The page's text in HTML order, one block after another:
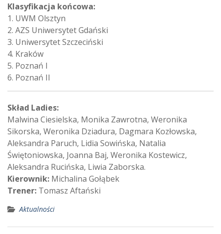
Klasyfikacja końcowa:
1. UWM Olsztyn
2. AZS Uniwersytet Gdański
3. Uniwersytet Szczeciński
4. Kraków
5. Poznań I
6. Poznań II
Skład Ladies:
Malwina Ciesielska, Monika Zawrotna, Weronika
Sikorska, Weronika Dziadura, Dagmara Kozłowska,
Aleksandra Paruch, Lidia Sowińska, Natalia
Świętoniowska, Joanna Baj, Weronika Kostewicz,
Aleksandra Rucińska, Liwia Zaborska.
Kierownik: Michalina Gołąbek
Trener: Tomasz Aftański
Aktualności